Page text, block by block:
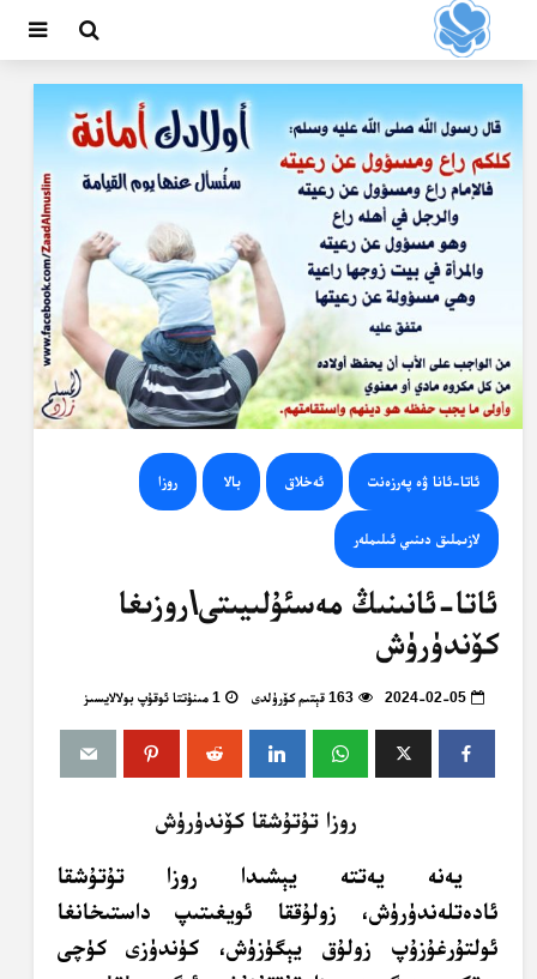
ئاتا-ئانا ۋە پەرزەنت ئەخلاق بالا روزا
لازىملىق دىنىي ئىلىملەر
ئاتا-ئانىنىڭ مەسئۇلىيىتى\روزىغا
كۆندۈرۈش
2024-02-05 163 قېتىم كۆرۈلدى 1 مىنۇتتا ئوقۇپ بولالايسىز
روزا تۇتۇشقا كۆندۈرۈش
يەنە يەتتە يېشىدا روزا تۇتۇشقا
ئادەتلەندۈرۈش، زولۇققا ئويغىتىپ داستىخانغا
ئولتۇرغۇزۇپ زولۇق يېگۈزۈش، كۈندۈزى كۈچى